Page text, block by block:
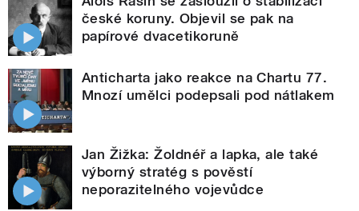
české koruny. Objevil se pak na
papírové dvacetikoruně
Anticharta jako reakce na Chartu 77.
Mnozí umělci podepsali pod nátlakem
Jan Žižka: Žoldnéř a lapka, ale také
výborný stratég s pověstí
neporazitelného vojevůdce